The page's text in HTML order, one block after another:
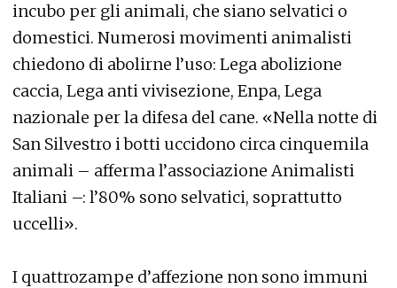
incubo per gli animali, che siano selvatici o
domestici. Numerosi movimenti animalisti
chiedono di abolirne l’uso: Lega abolizione
caccia, Lega anti vivisezione, Enpa, Lega
nazionale per la difesa del cane. «Nella notte di
San Silvestro i botti uccidono circa cinquemila
animali – afferma l’associazione Animalisti
Italiani –: l’80% sono selvatici, soprattutto
uccelli».
I quattrozampe d’affezione non sono immuni